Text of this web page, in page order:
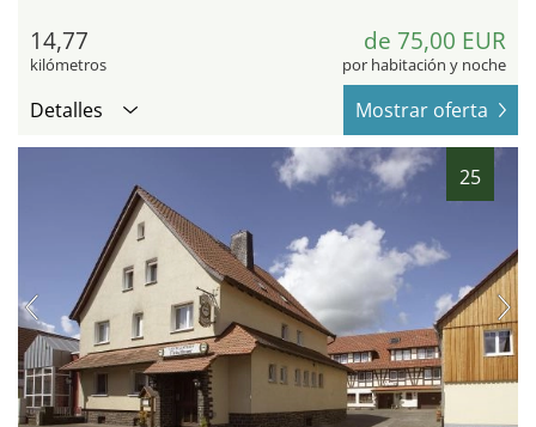
14,77
kilómetros
de 75,00 EUR
por habitación y noche
Detalles Mostrar oferta
25